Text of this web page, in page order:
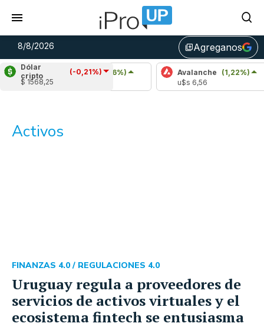
8/8/2026 library_addAgreganos
Dólar
cripto
(-0,21%)
$ 1568,25
Cardano
(0,96%)
u$s 0,20
Avalanche (1,22%)
Activos
Uruguay regula a proveedores de
servicios de activos virtuales y el
ecosistema fintech se entusiasma
FINANZAS 4.0 / REGULACIONES 4.0